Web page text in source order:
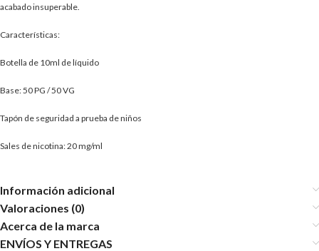
acabado insuperable.
Características:
Botella de 10ml de líquido
Base: 50 PG / 50 VG
Tapón de seguridad a prueba de niños
Sales de nicotina: 20 mg/ml
Información adicional
Valoraciones (0)
Acerca de la marca
ENVÍOS Y ENTREGAS